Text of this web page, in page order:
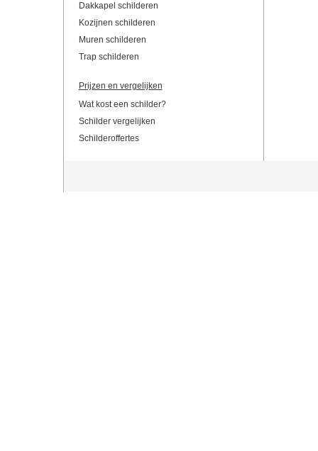
Dakkapel schilderen
Kozijnen schilderen
Muren schilderen
Trap schilderen
Prijzen en vergelijken
Wat kost een schilder?
Schilder vergelijken
Schilderoffertes